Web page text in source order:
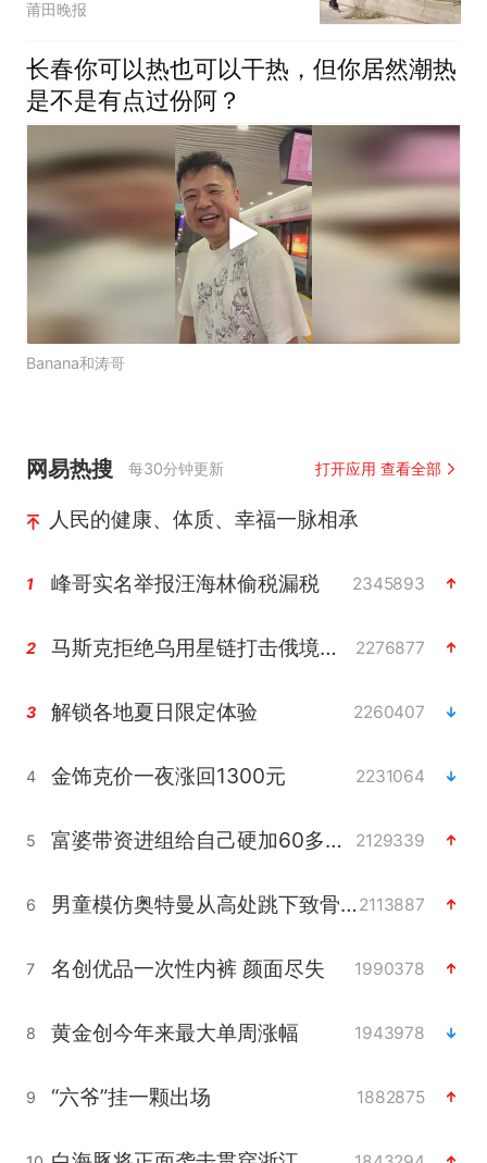
莆田晚报
长春你可以热也可以干热，但你居然潮热
是不是有点过份阿？
Banana和涛哥
网易热搜 每30分钟更新 打开应用 查看全部
人民的健康、体质、幸福一脉相承
1 峰哥实名举报汪海林偷税漏税 2345893
2 马斯克拒绝乌用星链打击俄境内目标 2276877
3 解锁各地夏日限定体验 2260407
4 金饰克价一夜涨回1300元 2231064
5 富婆带资进组给自己硬加60多场吻戏 2129339
6 男童模仿奥特曼从高处跳下致骨折2113887
7 名创优品一次性内裤 颜面尽失 1990378
8 黄金创今年来最大单周涨幅 1943978
9 “六爷”挂一颗出场 1882875